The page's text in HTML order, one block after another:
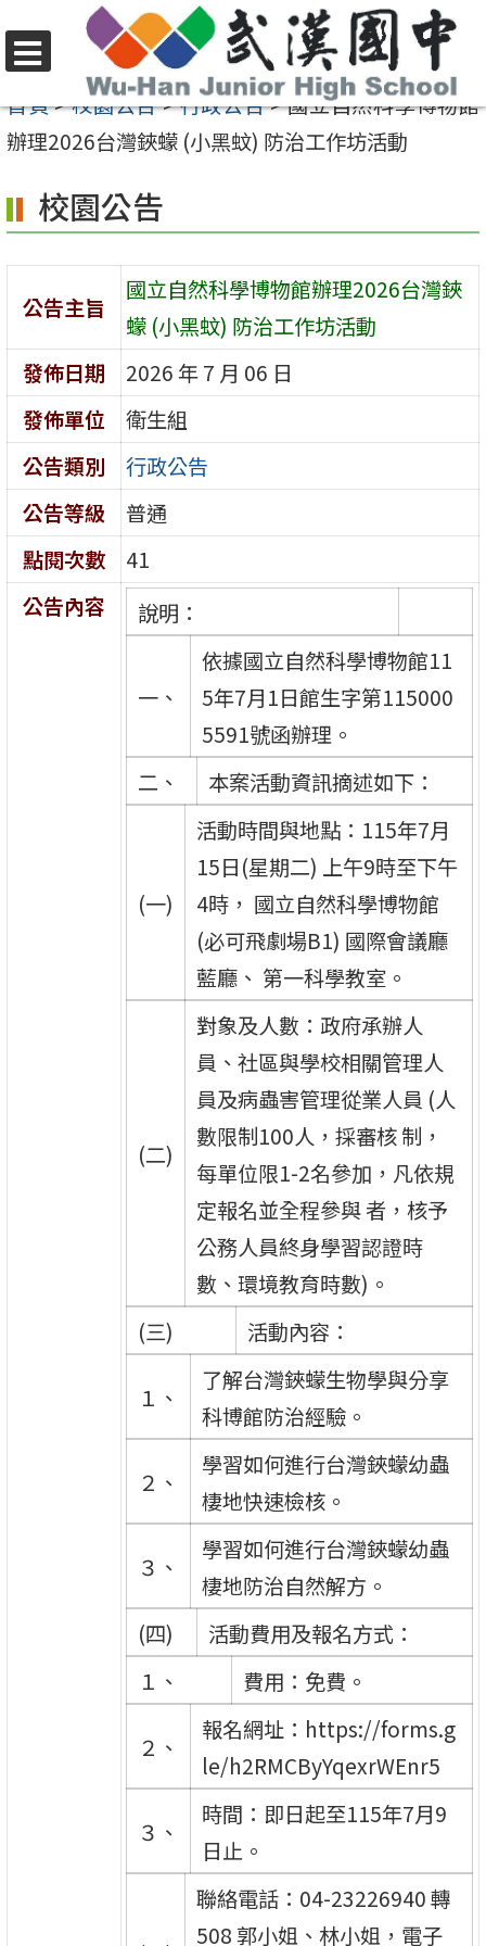
至
要
容
區
選
單
首頁>校園公告>行政公告>國立自然科學博物館
辦理2026台灣鋏蠓 (小黑蚊) 防治工作坊活動
校園公告
公告主旨
國立自然科學博物館辦理2026台灣鋏
蠓 (小黑蚊) 防治工作坊活動
發佈日期
2026 年 7 月 06 日
發佈單位
衛生組
公告類別
行政公告
公告等級
普通
點閱次數
41
公告內容
說明：
一、
依據國立自然科學博物館11
5年7月1日館生字第115000
5591號函辦理。
二、
本案活動資訊摘述如下：
(一)
活動時間與地點：115年7月
15日(星期二) 上午9時至下午
4時， 國立自然科學博物館
(必可飛劇場B1) 國際會議廳
藍廳、 第一科學教室。
(二)
對象及人數：政府承辦人
員、社區與學校相關管理人
員及病蟲害管理從業人員 (人
數限制100人，採審核 制，
每單位限1-2名參加，凡依規
定報名並全程參與 者，核予
公務人員終身學習認證時
數、環境教育時數)。
(三)
活動內容：
１、
了解台灣鋏蠓生物學與分享
科博館防治經驗。
２、
學習如何進行台灣鋏蠓幼蟲
棲地快速檢核。
３、
學習如何進行台灣鋏蠓幼蟲
棲地防治自然解方。
(四)
活動費用及報名方式：
１、
費用：免費。
２、
報名網址：https://forms.g
le/h2RMCByYqexrWEnr5
３、
時間：即日起至115年7月9
日止。
聯絡電話：04-23226940 轉
508 郭小姐、林小姐，電子